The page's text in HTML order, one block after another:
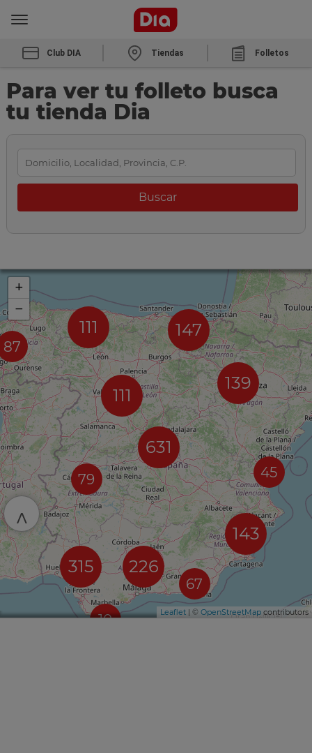
Club DIA Tiendas Folletos
Para ver tu folleto busca
tu tienda Dia
87
111 147
111
79
631
10
226
315
139
67
45
143
+
−
Leaflet | © OpenStreetMap contributors
^